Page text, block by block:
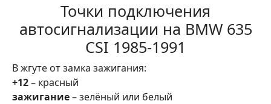
Точки подключения
автосигнализации на BMW 635
CSI 1985-1991
В жгуте от замка зажигания:
+12– красный
зажигание– зелёный или белый